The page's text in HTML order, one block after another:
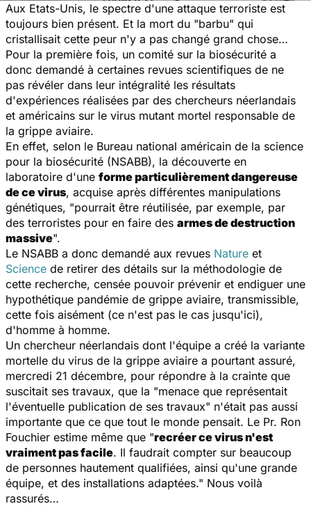
Aux Etats-Unis, le spectre d'une attaque terroriste est
toujours bien présent. Et la mort du "barbu" qui
cristallisait cette peur n'y a pas changé grand chose…
Pour la première fois, un comité sur la biosécurité a
donc demandé à certaines revues scientifiques de ne
pas révéler dans leur intégralité les résultats
d'expériences réalisées par des chercheurs néerlandais
et américains sur le virus mutant mortel responsable de
la grippe aviaire.
En effet, selon le Bureau national américain de la science
pour la biosécurité (NSABB), la découverte en
laboratoire d'une forme particulièrement dangereuse
de ce virus, acquise après différentes manipulations
génétiques, "pourrait être réutilisée, par exemple, par
des terroristes pour en faire des armes de destruction
massive".
Le NSABB a donc demandé aux revues Nature et
Science de retirer des détails sur la méthodologie de
cette recherche, censée pouvoir prévenir et endiguer une
hypothétique pandémie de grippe aviaire, transmissible,
cette fois aisément (ce n'est pas le cas jusqu'ici),
d'homme à homme.
Un chercheur néerlandais dont l'équipe a créé la variante
mortelle du virus de la grippe aviaire a pourtant assuré,
mercredi 21 décembre, pour répondre à la crainte que
suscitait ses travaux, que la "menace que représentait
l'éventuelle publication de ses travaux" n'était pas aussi
importante que ce que tout le monde pensait. Le Pr. Ron
Fouchier estime même que "recréer ce virus n'est
vraiment pas facile. Il faudrait compter sur beaucoup
de personnes hautement qualifiées, ainsi qu'une grande
équipe, et des installations adaptées." Nous voilà
rassurés…